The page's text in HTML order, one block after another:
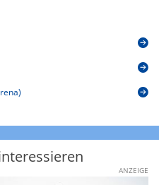
ANZEIGE